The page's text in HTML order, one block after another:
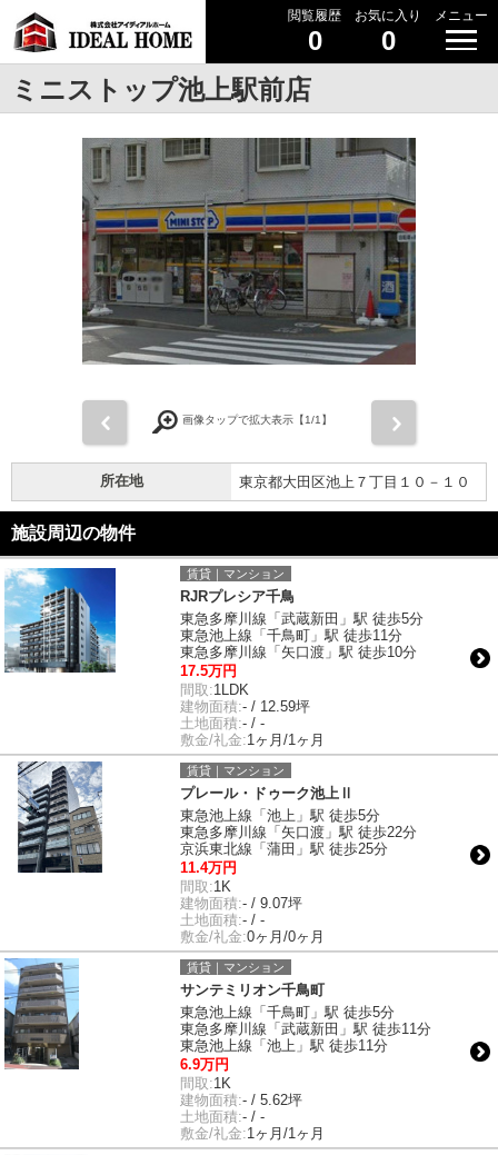
閲覧履歴
0
お気に入り
0
メニュー
ミニストップ池上駅前店
画像タップで拡大表示【1/1】
所在地 東京都大田区池上７丁目１０－１０
施設周辺の物件
賃貸｜マンション
RJRプレシア千鳥
東急多摩川線「武蔵新田」駅 徒歩5分
東急池上線「千鳥町」駅 徒歩11分
東急多摩川線「矢口渡」駅 徒歩10分
17.5万円
間取:1LDK
建物面積:- / 12.59坪
土地面積:- / -
敷金/礼金:1ヶ月/1ヶ月
賃貸｜マンション
プレール・ドゥーク池上Ⅱ
東急池上線「池上」駅 徒歩5分
東急多摩川線「矢口渡」駅 徒歩22分
京浜東北線「蒲田」駅 徒歩25分
11.4万円
間取:1K
建物面積:- / 9.07坪
土地面積:- / -
敷金/礼金:0ヶ月/0ヶ月
賃貸｜マンション
サンテミリオン千鳥町
東急池上線「千鳥町」駅 徒歩5分
東急多摩川線「武蔵新田」駅 徒歩11分
東急池上線「池上」駅 徒歩11分
6.9万円
間取:1K
建物面積:- / 5.62坪
土地面積:- / -
敷金/礼金:1ヶ月/1ヶ月